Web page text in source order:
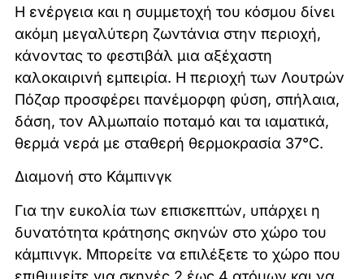
Η ενέργεια και η συμμετοχή του κόσμου δίνει
ακόμη μεγαλύτερη ζωντάνια στην περιοχή,
κάνοντας το φεστιβάλ μια αξέχαστη
καλοκαιρινή εμπειρία. Η περιοχή των Λουτρών
Πόζαρ προσφέρει πανέμορφη φύση, σπήλαια,
δάση, τον Αλμωπαίο ποταμό και τα ιαματικά,
θερμά νερά με σταθερή θερμοκρασία 37°C.
Διαμονή στο Κάμπινγκ
Για την ευκολία των επισκεπτών, υπάρχει η
δυνατότητα κράτησης σκηνών στο χώρο του
κάμπινγκ. Μπορείτε να επιλέξετε το χώρο που